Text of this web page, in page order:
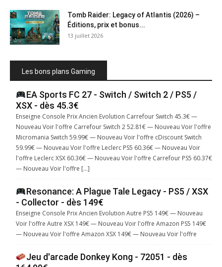
Tomb Raider: Legacy of Atlantis (2026) –
Éditions, prix et bonus...
13 juillet 2026
Les bons plans Gaming
EA Sports FC 27 - Switch / Switch 2 / PS5 /
XSX - dès 45.3€
Enseigne Console Prix Ancien Evolution Carrefour Switch 45.3€ —
Nouveau Voir l'offre Carrefour Switch 2 52.81€ — Nouveau Voir l'offre
Micromania Switch 59.99€ — Nouveau Voir l'offre cDiscount Switch
59.99€ — Nouveau Voir l'offre Leclerc PS5 60.36€ — Nouveau Voir
l'offre Leclerc XSX 60.36€ — Nouveau Voir l'offre Carrefour PS5 60.37€
— Nouveau Voir l'offre […]
Resonance: A Plague Tale Legacy - PS5 / XSX
- Collector - dès 149€
Enseigne Console Prix Ancien Evolution Autre PS5 149€ — Nouveau
Voir l'offre Autre XSX 149€ — Nouveau Voir l'offre Amazon PS5 149€
— Nouveau Voir l'offre Amazon XSX 149€ — Nouveau Voir l'offre
Jeu d'arcade Donkey Kong - 72051 - dès